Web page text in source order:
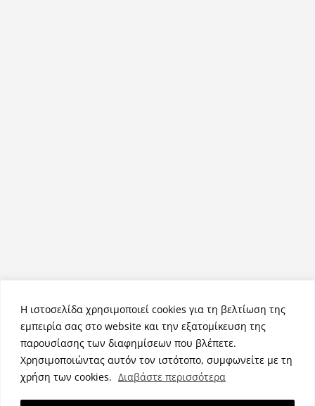
Η ιστοσελίδα χρησιμοποιεί cookies για τη βελτίωση της
εμπειρία σας στο website και την εξατομίκευση της
παρουσίασης των διαφημίσεων που βλέπετε.
Χρησιμοποιώντας αυτόν τον ιστότοπο, συμφωνείτε με τη
χρήση των cookies. Διαβάστε περισσότερα
Πνευματικά Δικαιώματα © 2026NemeaPress. Τα πνευματικά
δικαιώματα προστατεύονται.
Θέμα:ColorMagαπό ThemeGrill. Κατασκευασμένο με